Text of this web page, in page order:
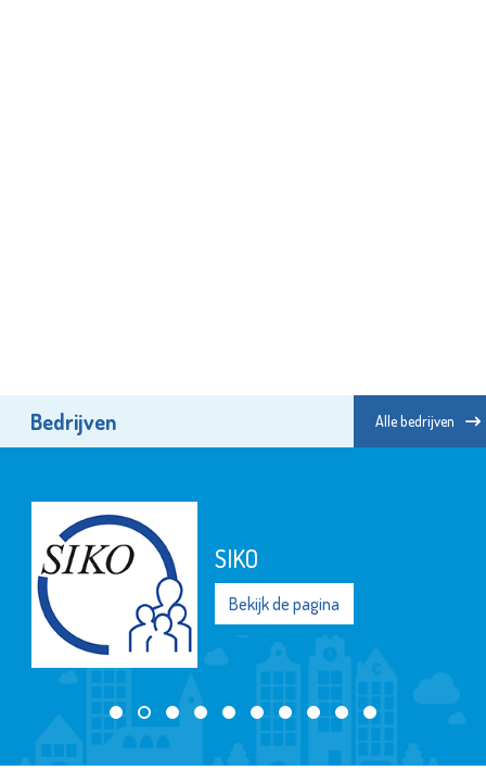
Bedrijven Alle bedrijven
SIKO
Bekijk de pagina